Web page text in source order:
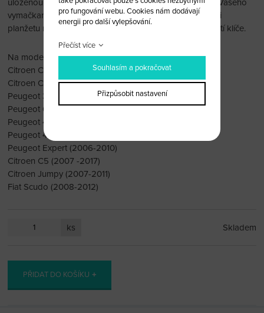
uloženou na tištáku (viz Foto) Múžete přendat vnitřek z Vašeho
vymačkaného klíče do tohoto obalu. Je možné vyměnit i
planžetu nebo si jí nechat vyfrézovat. Planžeta je součástí klíče.
Na modely:
Citroen C4 (2004 – 2010)
Citroen C3 (2006 – 2010)
Peugeot 308 (2007 -2013)
Peugeot 607 (2005 – 2010)
Peugeot 407 (2006-2010)
Peugeot 406 2006 –
Peugeot Expert (2006-2010)
Citroen C5 (2007 -2017)
Citroen Jumpy (2007-2011)
Fiat Scudo (2008-2012)
ks Skladem
PŘIDAT DO KOŠÍKU
pro fungování webu. Cookies nám dodávají
energii pro další vylepšování.
Přečíst více
Souhlasím a pokračovat
Přizpůsobit nastavení